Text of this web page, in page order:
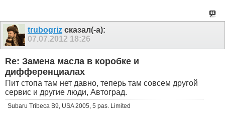
trubogriz сказал(-а):
07.07.2012 18:26
Re: Замена масла в коробке и
дифференциалах
Пит стопа там нет давно, теперь там совсем другой
сервис и другие люди, Автоград.
Subaru Tribeca B9, USA 2005, 5 pas. Limited